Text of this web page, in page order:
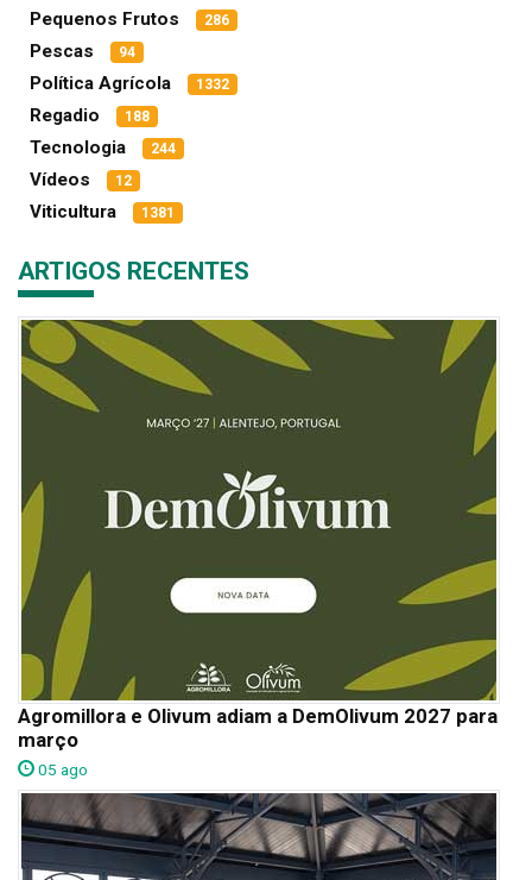
Pequenos Frutos 286
Pescas 94
Política Agrícola 1332
Regadio 188
Tecnologia 244
Vídeos 12
Viticultura 1381
ARTIGOS RECENTES
Agromillora e Olivum adiam a DemOlivum 2027 para
março
05 ago